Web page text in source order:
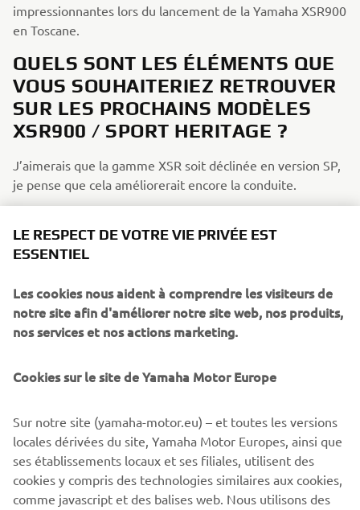
impressionnantes lors du lancement de la Yamaha XSR900
en Toscane.
QUELS SONT LES ÉLÉMENTS QUE
VOUS SOUHAITERIEZ RETROUVER
SUR LES PROCHAINS MODÈLES
XSR900 / SPORT HERITAGE ?
J’aimerais que la gamme XSR soit déclinée en version SP,
je pense que cela améliorerait encore la conduite.
YAMAHA DE RÊVE PARMI CELLES
QUI ONT MARQUÉ L’HISTOIRE DE
LA MARQUE, QUELLE SERAIT-ELLE
ET POURQUOI ?
Je crois que j’ai déjà la moto Yamaha de mes rêves ! C’est
j’aimerais beaucoup avoir une Yamaha Ténéré 700. Cette
parcourir le monde sur route et hors route.
DISCOVER THE XSR900
LE RESPECT DE VOTRE VIE PRIVÉE EST
ESSENTIEL
Les cookies nous aident à comprendre les visiteurs de
notre site afin d'améliorer notre site web, nos produits,
nos services et nos actions marketing.
Cookies sur le site de Yamaha Motor Europe
Sur notre site (yamaha-motor.eu) – et toutes les versions
locales dérivées du site, Yamaha Motor Europes, ainsi que
ses établissements locaux et ses filiales, utilisent des
cookies y compris des technologies similaires aux cookies,
comme javascript et des balises web. Nous utilisons des